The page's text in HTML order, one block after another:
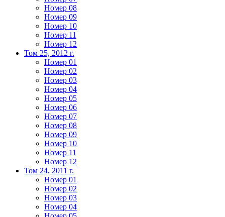
Номер 08
Номер 09
Номер 10
Номер 11
Номер 12
Том 25, 2012 г.
Номер 01
Номер 02
Номер 03
Номер 04
Номер 05
Номер 06
Номер 07
Номер 08
Номер 09
Номер 10
Номер 11
Номер 12
Том 24, 2011 г.
Номер 01
Номер 02
Номер 03
Номер 04